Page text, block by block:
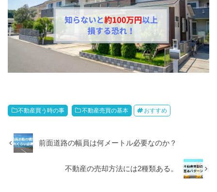
不動産買う時の事 不動産売買の基本 おすすめ
前面道路の幅員は何メートル必要なのか？
不動産の売却方法には2種類ある。